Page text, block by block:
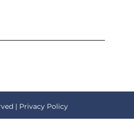
| Privacy Policy